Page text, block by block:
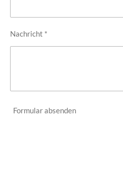
Nachricht *
Formular absenden